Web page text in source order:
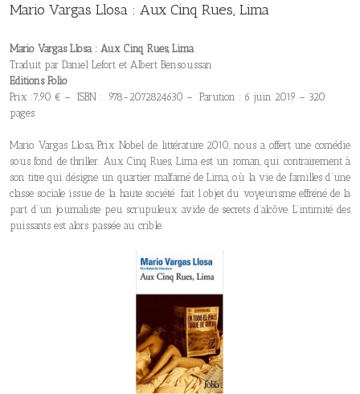
Mario Vargas Llosa : Aux Cinq Rues, Lima
Mario Vargas Llosa : Aux Cinq Rues, Lima
Traduit par Daniel Lefort et Albert Bensoussan
Editions Folio
Prix :7,90 € – ISBN : 978-2072824630 – Parution : 6 juin 2019 – 320
pages
Mario Vargas Llosa, Prix Nobel de littérature 2010, nous a offert une comédie
sous fond de thriller. Aux Cinq Rues, Lima est un roman, qui contrairement à
son titre qui désigne un quartier malfamé de Lima, où la vie de familles d’une
classe sociale issue de la haute société fait l’objet du voyeurisme effréné de la
part d’un journaliste peu scrupuleux avide de secrets d’alcôve. L’intimité des
puissants est alors passée au crible.